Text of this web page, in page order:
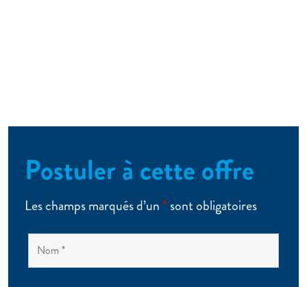
Postuler à cette offre
Les champs marqués d’un* sont obligatoires